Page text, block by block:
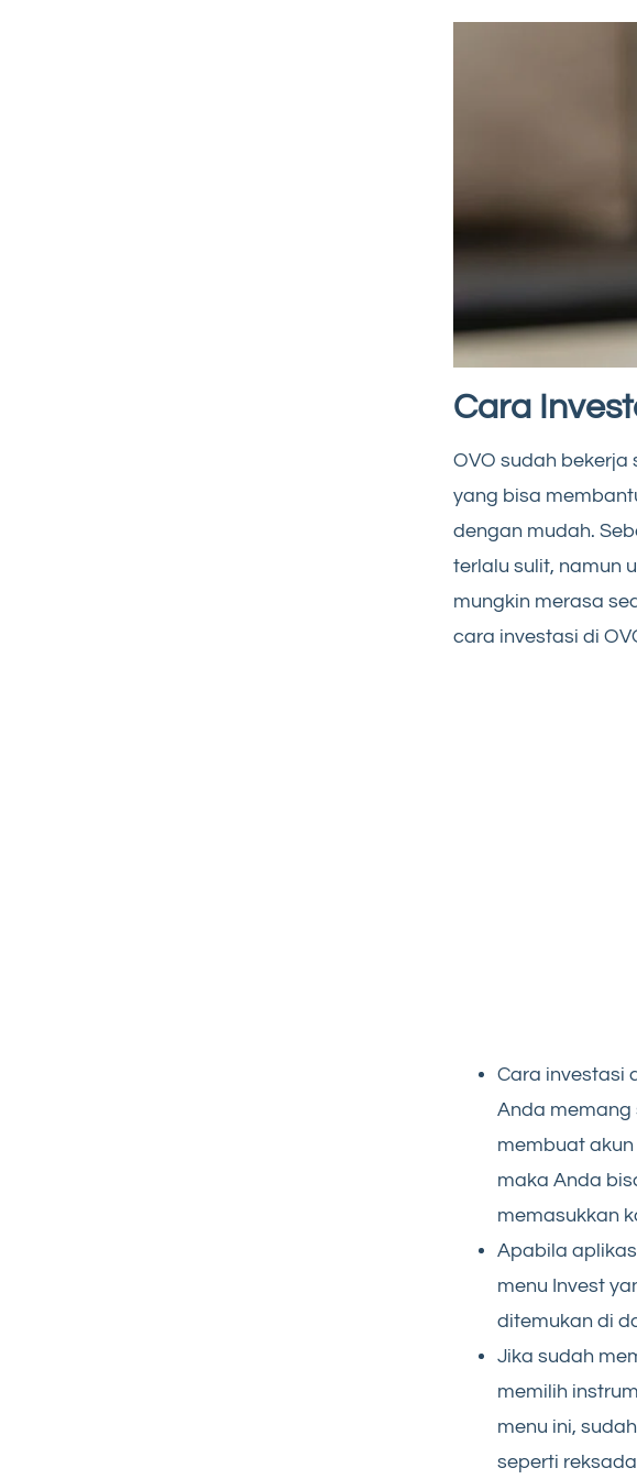
Cara
OVO sudah
yang bisa
dengan mudah.
terlalu sulit, namun
mungkin merasa
cara investasi di
Cara investasi
Anda memang
membuat
maka Anda
memasukkan
Apabila
menu Invest
ditemukan di
Jika sudah
memilih
menu ini,
seperti